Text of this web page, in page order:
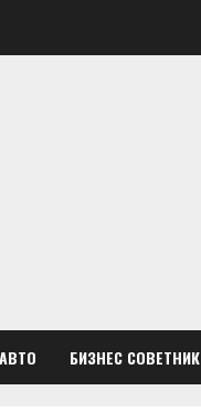
БИЗНЕС СОВЕТНИК